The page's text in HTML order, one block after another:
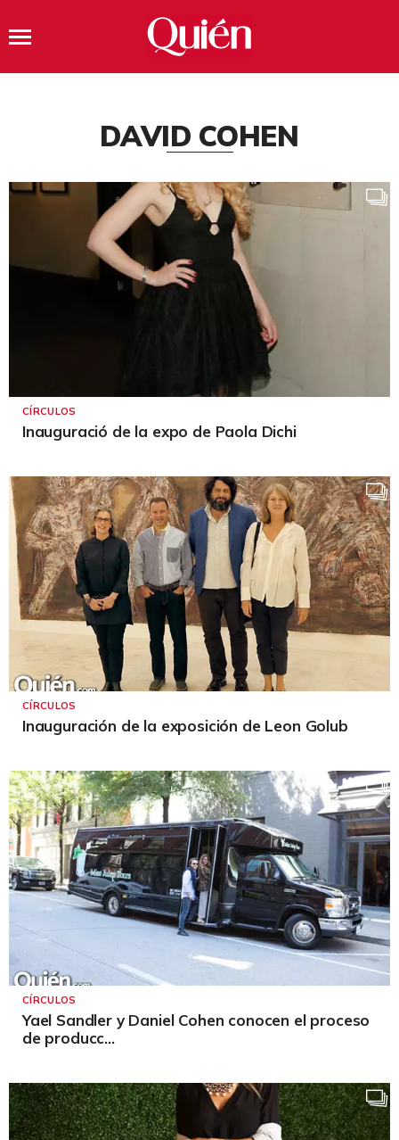
DAVID COHEN
CÍRCULOS
Inauguració de la expo de Paola Dichi
CÍRCULOS
Inauguración de la exposición de Leon Golub
CÍRCULOS
Yael Sandler y Daniel Cohen conocen el proceso
de producc...